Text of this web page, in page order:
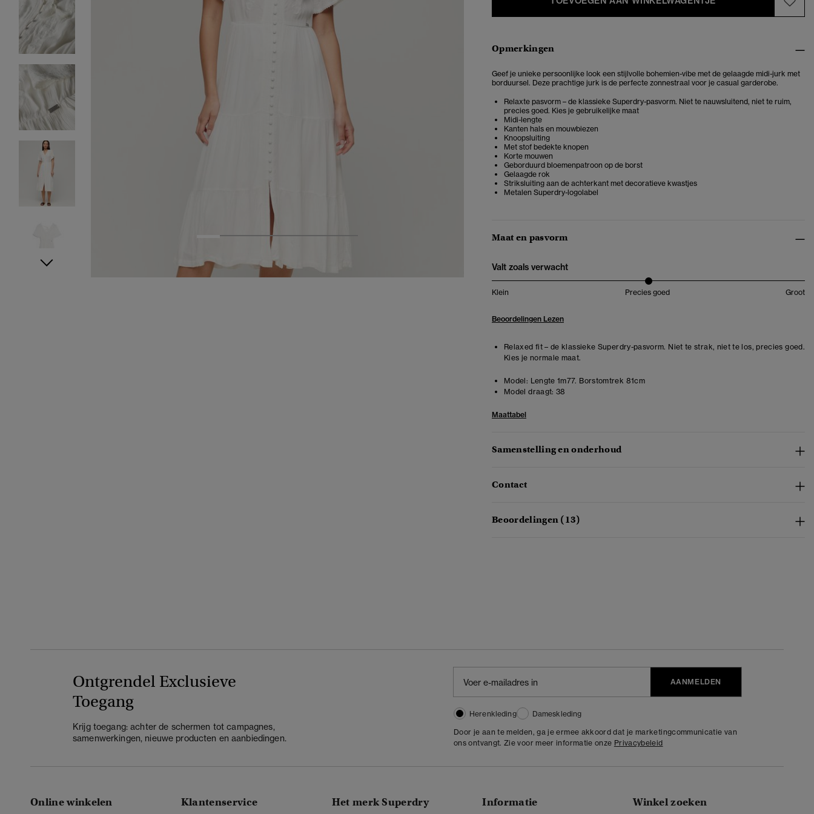
Opmerkingen
Geef je unieke persoonlijke look een stijlvolle bohemien-vibe met de gelaagde midi-jurk met
borduursel. Deze prachtige jurk is de perfecte zonnestraal voor je casual garderobe.
Relaxte pasvorm – de klassieke Superdry-pasvorm. Niet te nauwsluitend, niet te ruim,
precies goed. Kies je gebruikelijke maat
Midi-lengte
Kanten hals en mouwbiezen
Knoopsluiting
Met stof bedekte knopen
Korte mouwen
Geborduurd bloemenpatroon op de borst
Gelaagde rok
Striksluiting aan de achterkant met decoratieve kwastjes
Metalen Superdry-logolabel
Maat en pasvorm
Valt zoals verwacht
Klein Precies goed Groot
Beoordelingen Lezen
Relaxed fit – de klassieke Superdry-pasvorm. Niet te strak, niet te los, precies goed.
Kies je normale maat.
Model: Lengte 1m77. Borstomtrek 81cm
Model draagt: 38
Maattabel
Samenstelling en onderhoud
Contact
Beoordelingen (13)
Ontgrendel Exclusieve
Toegang
Krijg toegang: achter de schermen tot campagnes,
samenwerkingen, nieuwe producten en aanbiedingen.
AANMELDEN
Herenkleding
Dameskleding
Door je aan te melden, ga je ermee akkoord dat je marketingcommunicatie van
ons ontvangt. Zie voor meer informatie onze Privacybeleid
Online winkelen Klantenservice Het merk Superdry Informatie Winkel zoeken